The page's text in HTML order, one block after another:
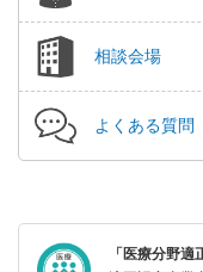
相談会場
よくある質問
「医療分野